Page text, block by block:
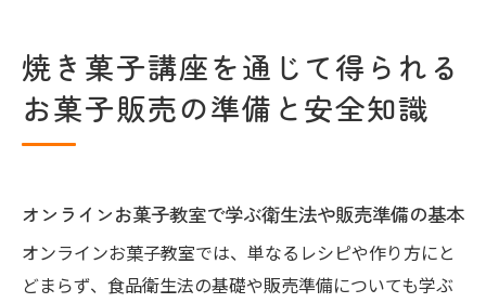
焼き菓子講座を通じて得られる
お菓子販売の準備と安全知識
オンラインお菓子教室で学ぶ衛生法や販売準備の基本
オンラインお菓子教室では、単なるレシピや作り方にと
どまらず、食品衛生法の基礎や販売準備についても学ぶ